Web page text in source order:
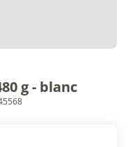
g - blanc